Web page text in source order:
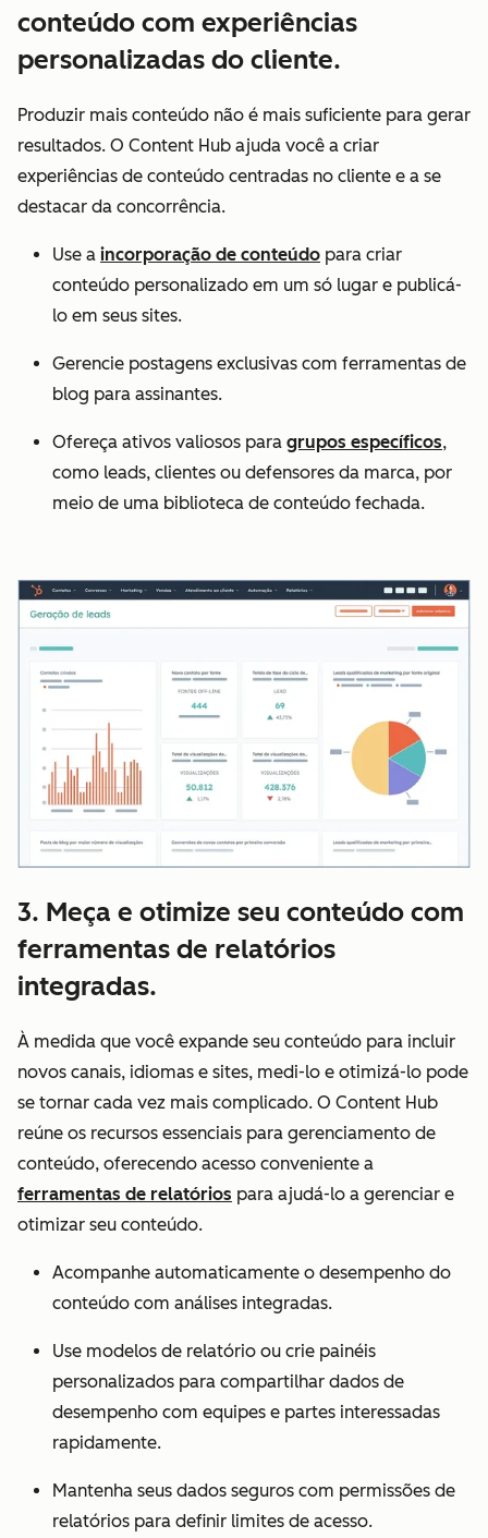
conteúdo com experiências
personalizadas do cliente.
Produzir mais conteúdo não é mais suficiente para gerar
resultados. O Content Hub ajuda você a criar
experiências de conteúdo centradas no cliente e a se
destacar da concorrência.
Use a incorporação de conteúdo para criar
conteúdo personalizado em um só lugar e publicá-
lo em seus sites.
Gerencie postagens exclusivas com ferramentas de
blog para assinantes.
Ofereça ativos valiosos para grupos específicos,
como leads, clientes ou defensores da marca, por
meio de uma biblioteca de conteúdo fechada.
3. Meça e otimize seu conteúdo com
ferramentas de relatórios
integradas.
À medida que você expande seu conteúdo para incluir
novos canais, idiomas e sites, medi-lo e otimizá-lo pode
se tornar cada vez mais complicado. O Content Hub
reúne os recursos essenciais para gerenciamento de
conteúdo, oferecendo acesso conveniente a
ferramentas de relatórios para ajudá-lo a gerenciar e
otimizar seu conteúdo.
Acompanhe automaticamente o desempenho do
conteúdo com análises integradas.
Use modelos de relatório ou crie painéis
personalizados para compartilhar dados de
desempenho com equipes e partes interessadas
rapidamente.
Mantenha seus dados seguros com permissões de
relatórios para definir limites de acesso.